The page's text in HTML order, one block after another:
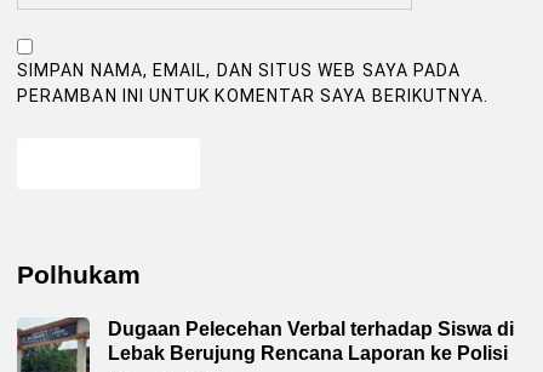
SIMPAN NAMA, EMAIL, DAN SITUS WEB SAYA PADA
PERAMBAN INI UNTUK KOMENTAR SAYA BERIKUTNYA.
Polhukam
Dugaan Pelecehan Verbal terhadap Siswa di
Lebak Berujung Rencana Laporan ke Polisi